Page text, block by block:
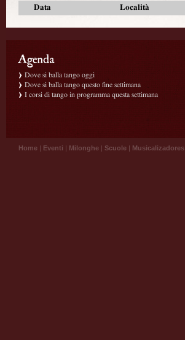
Data Località
Dove si balla tango oggi
Dove si balla tango questo fine settimana
I corsi di tango in programma questa settimana
Home | Eventi | Milonghe | Scuole | Musicalizadores